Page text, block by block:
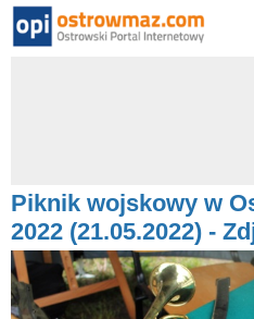
Piknik wojskowy w
2022 (21.05.2022) -